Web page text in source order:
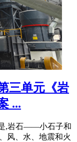
三单元《岩
...
,岩石——小石子和
风、水、地震和火